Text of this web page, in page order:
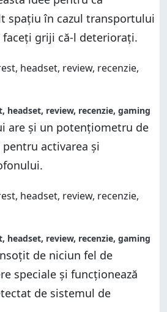
spațiu în cazul transportului
faceți griji că-l deteriorați.
headset, review, recenzie, gaming
are și un potențiometru de
activarea și
headset, review, recenzie, gaming
de niciun fel de
speciale și funcționează
de sistemul de